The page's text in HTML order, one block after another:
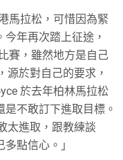
馬拉松，可惜因為緊
年再次踏上征途，
賽，雖然地方是自己
源於對自己的要求，
於去年柏林馬拉松
不敢訂下進取目標。
太進取，跟教練談
點信心。」